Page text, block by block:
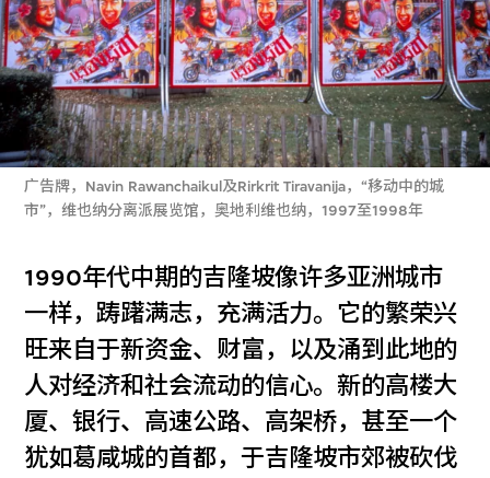
广告牌，Navin Rawanchaikul及Rirkrit Tiravanija，“移动中的城
市”，维也纳分离派展览馆，奥地利维也纳，1997至1998年
1990年代中期的吉隆坡像许多亚洲城市
一样，踌躇满志，充满活力。它的繁荣兴
旺来自于新资金、财富，以及涌到此地的
人对经济和社会流动的信心。新的高楼大
厦、银行、高速公路、高架桥，甚至一个
犹如葛咸城的首都，于吉隆坡市郊被砍伐